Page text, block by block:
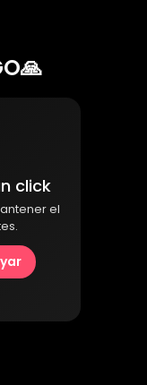
click
el